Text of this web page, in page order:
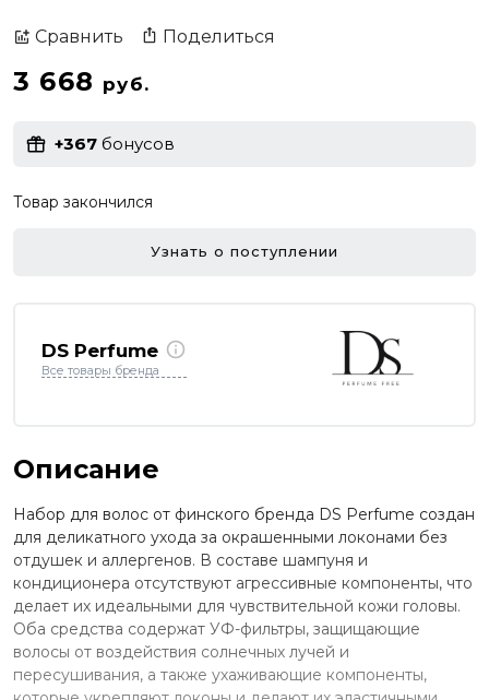
Сравнить Поделиться
3 668 руб.
+367 бонусов
Товар закончился
Узнать о поступлении
DS Perfume
Все товары бренда
Описание
Набор для волос от финского бренда DS Perfume создан
для деликатного ухода за окрашенными локонами без
отдушек и аллергенов. В составе шампуня и
кондиционера отсутствуют агрессивные компоненты, что
делает их идеальными для чувствительной кожи головы.
Оба средства содержат УФ-фильтры, защищающие
волосы от воздействия солнечных лучей и
пересушивания, а также ухаживающие компоненты,